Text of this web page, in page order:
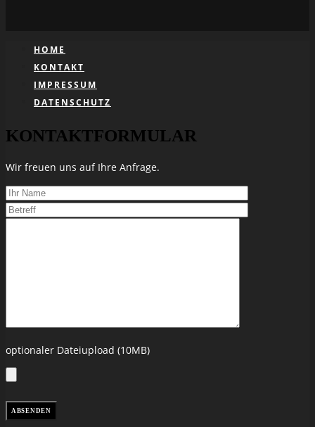
HOME
KONTAKT
IMPRESSUM
DATENSCHUTZ
KONTAKTFORMULAR
Wir freuen uns auf Ihre Anfrage.
optionaler Dateiupload (10MB)